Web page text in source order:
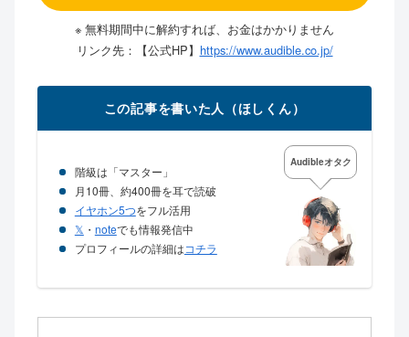
※ 無料期間中に解約すれば、お金はかかりません
リンク先：【公式HP】 https://www.audible.co.jp/
この記事を書いた人（ほしくん）
階級は「マスター」
月10冊、約400冊を耳で読破
イヤホン5つをフル活用
𝕏 ・ noteでも情報発信中
プロフィールの詳細はコチラ
Audibleオタク